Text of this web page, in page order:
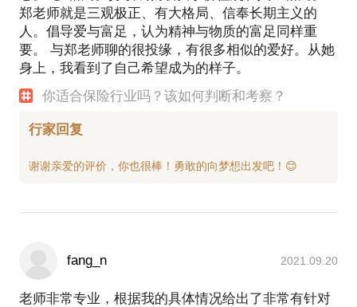
郑老师就是三观极正、有大格局、信奉长期主义的
人。倡导爱与富足，认为精神与物质的富足同样重
要。 与郑老师聊的很投缘，有很多相似的爱好。从她
身上，我看到了自己希望成为的样子。
你适合保险行业吗？该如何判断和考察？
行家回复
fang_n 2021.09.20
老师非常专业，根据我的具体情况给出了非常有针对